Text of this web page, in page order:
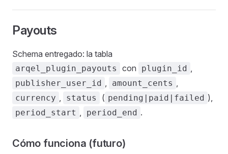
Payouts
Schema entregado: la tabla
arqel_plugin_payouts con plugin_id ,
publisher_user_id , amount_cents ,
currency , status ( pending|paid|failed ),
period_start , period_end .
Cómo funciona (futuro)